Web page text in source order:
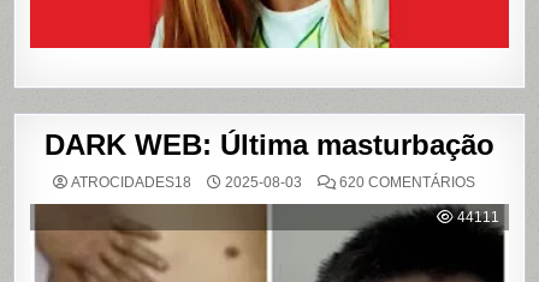
DARK WEB: Última masturbação
ATROCIDADES18 2025-08-03 620 COMENTÁRIOSEM
WEB:
ÚLTIMA
44111